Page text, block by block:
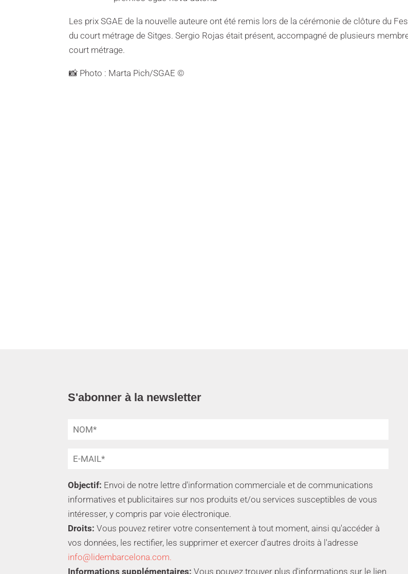
Les prix SGAE de la nouvelle auteure ont été remis lors de la cérémonie de clôture du
du court métrage de Sitges. Sergio Rojas était présent, accompagné de plusieurs
court métrage.
📸 Photo : Marta Pich/SGAE ©
S'abonner à la newsletter
Objectif: Envoi de notre lettre d'information commerciale et de communications
informatives et publicitaires sur nos produits et/ou services susceptibles de vous
intéresser, y compris par voie électronique.
Droits: Vous pouvez retirer votre consentement à tout moment, ainsi qu'accéder à
vos données, les rectifier, les supprimer et exercer d'autres droits à l'adresse
info@lidembarcelona.com.
Informations supplémentaires: Vous pouvez trouver plus d'informations sur le lien